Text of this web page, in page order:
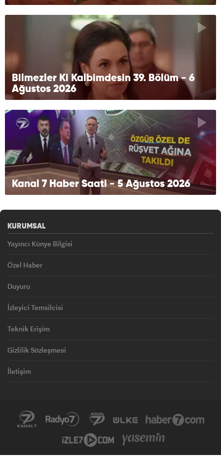
Bilmezler Ki Kalbimdesin 39. Bölüm - 6
Ağustos 2026
Kanal 7 Haber Saati - 5 Ağustos 2026
KURUMSAL
Yayıncı Künye Bilgisi
Özel Haber
Duyuru
İzleyici Temsilcisi
Teknik Erişim
Gizlilik Sözleşmesi
İletişim